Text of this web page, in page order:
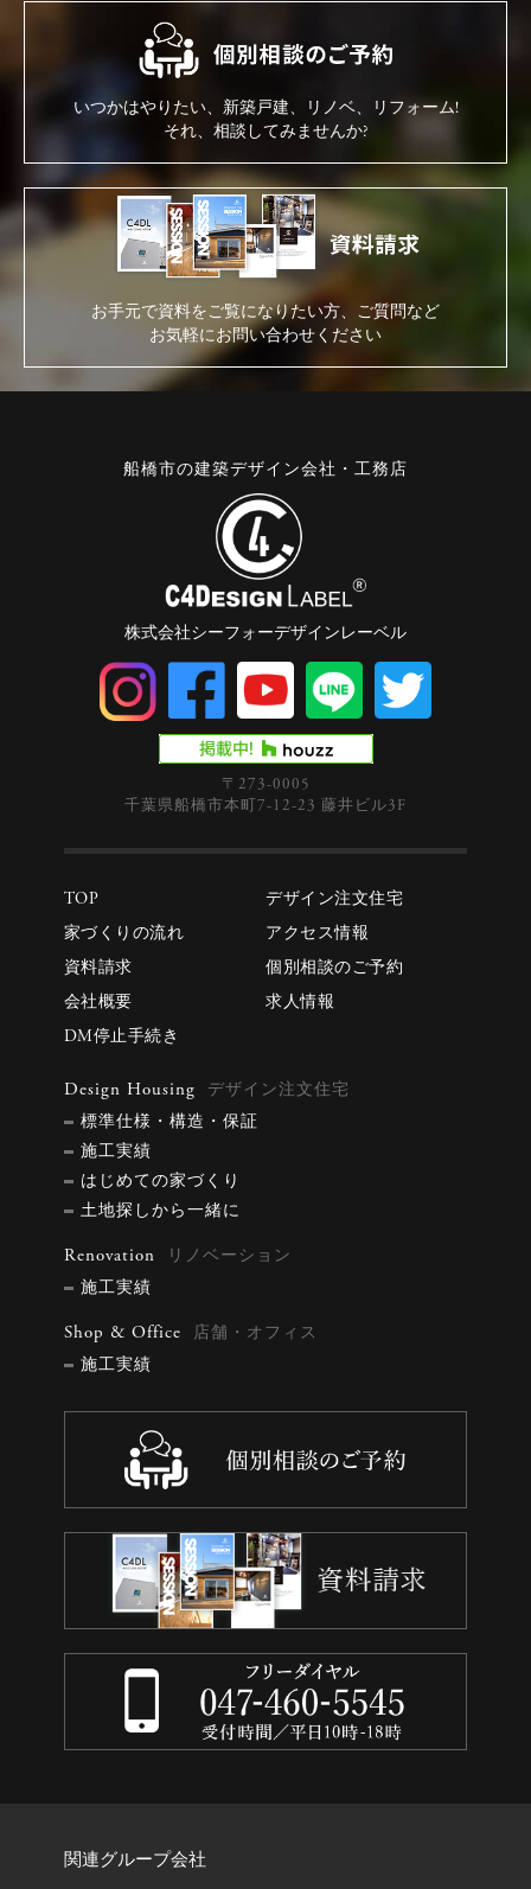
いつかはやりたい、新築戸建、リノベ、リフォーム!
それ、相談してみませんか?
お手元で資料をご覧になりたい方、ご質問など
お気軽にお問い合わせください
船橋市の建築デザイン会社・工務店
株式会社シーフォーデザインレーベル
〒273-0005
千葉県船橋市本町7-12-23 藤井ビル3F
TOP デザイン注文住宅
家づくりの流れ アクセス情報
資料請求 個別相談のご予約
会社概要 求人情報
DM停止手続き
Design Housing
デザイン注文住宅
標準仕様・構造・保証
施工実績
はじめての家づくり
土地探しから一緒に
Renovation
リノベーション
施工実績
Shop & Office
店舗・オフィス
施工実績
関連グループ会社